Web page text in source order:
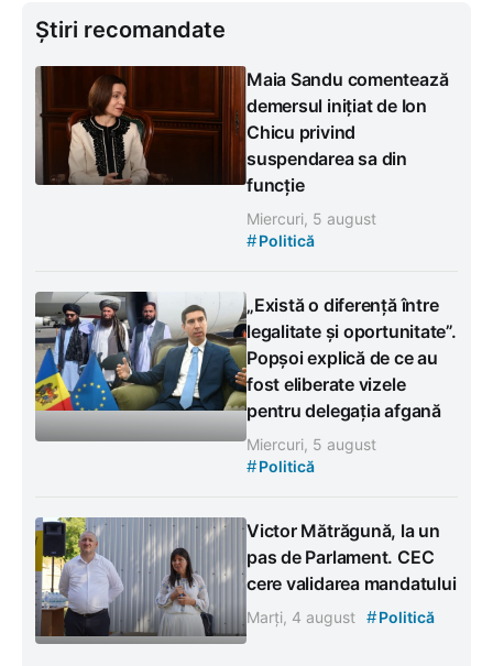
Știri recomandate
Maia Sandu comentează
demersul inițiat de Ion
Chicu privind
suspendarea sa din
funcție
Miercuri, 5 august
#Politică
„Există o diferență între
legalitate și oportunitate”.
Popșoi explică de ce au
fost eliberate vizele
pentru delegația afgană
Miercuri, 5 august
#Politică
Victor Mătrăgună, la un
pas de Parlament. CEC
cere validarea mandatului
Marți, 4 august #Politică